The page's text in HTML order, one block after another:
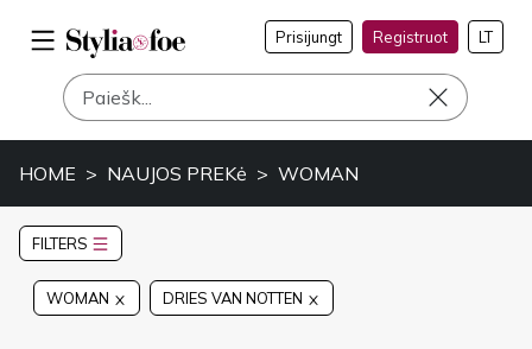
Prisijungt Registruot LT
HOME NAUJOS PREKė WOMAN
FILTERS
WOMAN DRIES VAN NOTTEN